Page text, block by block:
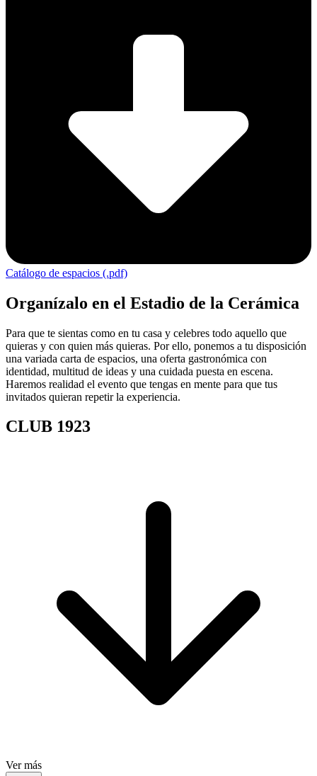
Catálogo de espacios (.pdf)
Organízalo en el Estadio de la Cerámica
Para que te sientas como en tu casa y celebres todo aquello que
quieras y con quien más quieras. Por ello, ponemos a tu disposición
una variada carta de espacios, una oferta gastronómica con
identidad, multitud de ideas y una cuidada puesta en escena.
Haremos realidad el evento que tengas en mente para que tus
invitados quieran repetir la experiencia.
CLUB 1923
Ver más